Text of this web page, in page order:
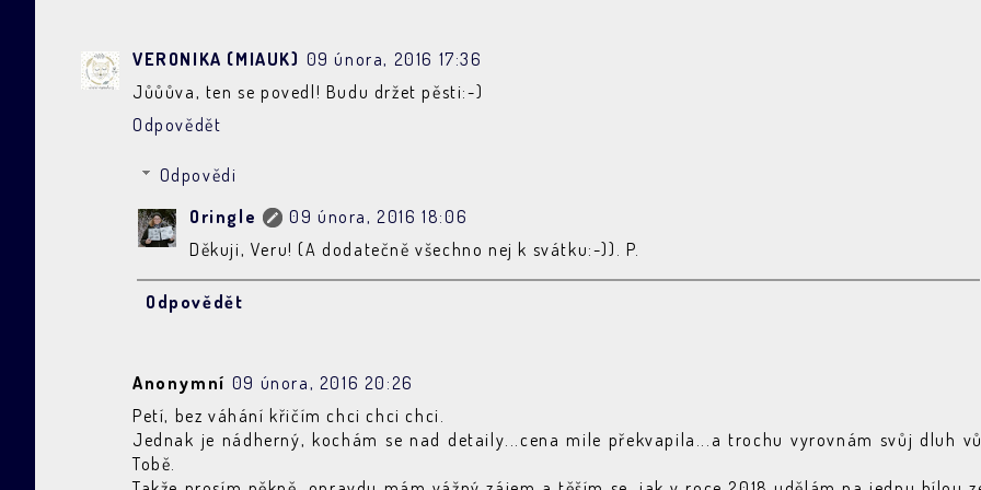
VERONIKA (MIAUK) 09 února, 2016 17:36
Jůůůva, ten se povedl! Budu držet pěsti:-)
Odpovědět
Odpovědi
Oringle
09 února, 2016 18:06
Děkuji, Veru! (A dodatečně všechno nej k svátku:-)). P.
Odpovědět
Anonymní 09 února, 2016 20:26
Petí, bez váhání křičím chci chci chci.
Jednak je nádherný, kochám se nad detaily...cena mile překvapila...a trochu vyrovnám svůj dluh
Tobě.